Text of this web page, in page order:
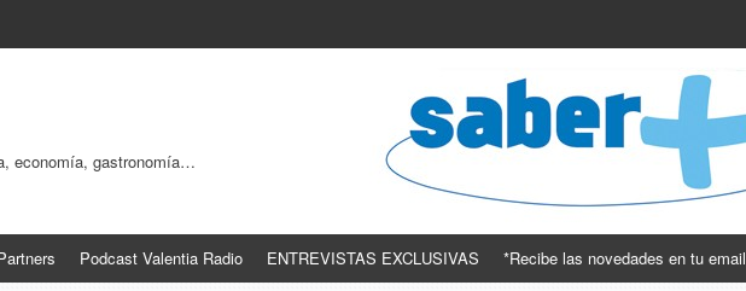
economía, gastronomía…
Podcast Valentia Radio ENTREVISTAS EXCLUSIVAS *Recibe las novedades en tu email